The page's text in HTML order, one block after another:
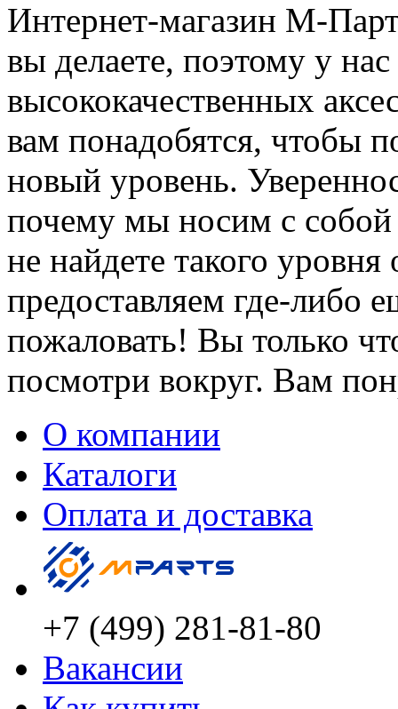
Интернет-магазин М-
вы делаете, поэтому у
высококачественных
вам понадобятся, чтобы
новый уровень.
почему мы носим с собой
не найдете такого
предоставляем где-либо
пожаловать! Вы только
посмотри вокруг. Вам
О компании
Каталоги
Оплата и доставка
+7 (499) 281-81-80
Вакансии